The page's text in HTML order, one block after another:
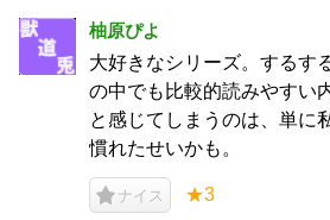
柚原ぴよ
大好きなシリーズ。するす
の中でも比較的読みやすい
と感じてしまうのは、単に
慣れたせいかも。
ナイス ★3